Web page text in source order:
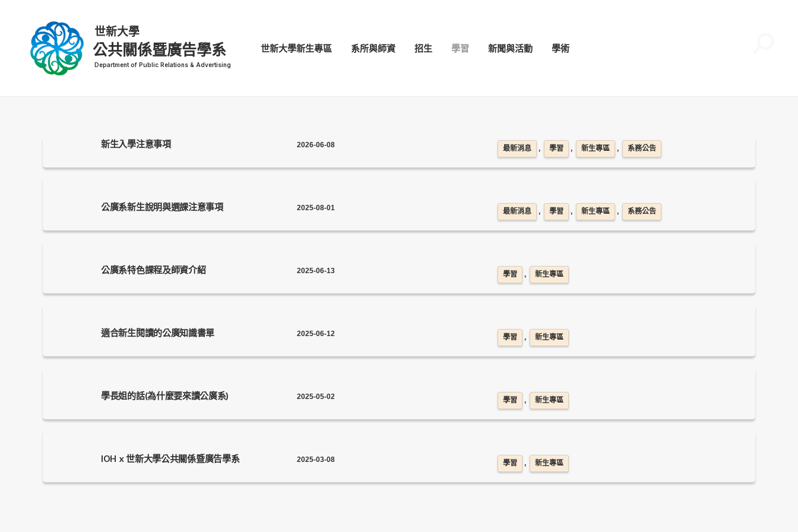
公共關係暨廣告學系 世新大學新生專區 系所與師資 招生 學習 新聞與活動 學術
新生入學注意事項 2026-06-08 最新消息 , 學習 , 新生專區 , 系務公告
公廣系新生說明與選課注意事項 2025-08-01 最新消息 , 學習 , 新生專區 , 系務公告
公廣系特色課程及師資介紹 2025-06-13 學習 , 新生專區
適合新生閱讀的公廣知識書單 2025-06-12 學習 , 新生專區
學長姐的話(為什麼要來讀公廣系) 2025-05-02 學習 , 新生專區
IOH x 世新大學公共關係暨廣告學系 2025-03-08 學習 , 新生專區